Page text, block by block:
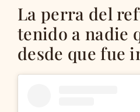
La perra del
tenido a nadie
desde que fue